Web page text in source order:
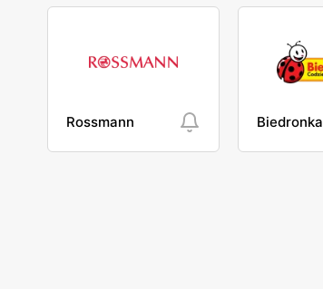
Rossmann Biedronka